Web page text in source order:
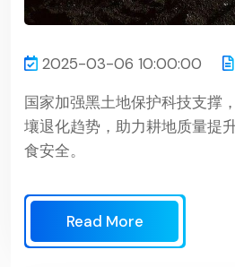
2025-03-06 10:00:00
国家加强黑土地保护科技支撑
壤退化趋势，助力耕地质量提
食安全。
Read More